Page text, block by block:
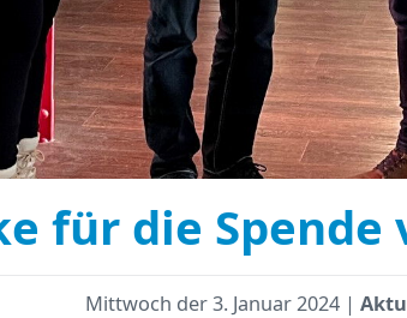
für die Spende
Mittwoch der3. Januar 2024 |